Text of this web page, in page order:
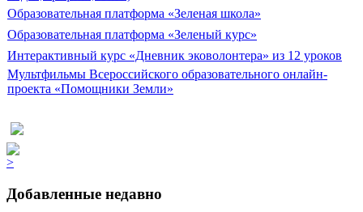
Образовательная платформа «Зеленая школа»
Образовательная платформа «Зеленый курс»
Интерактивный курс «Дневник эковолонтера» из 12 уроков
Мультфильмы Всероссийского образовательного онлайн-
проекта «Помощники Земли»
>
Добавленные недавно